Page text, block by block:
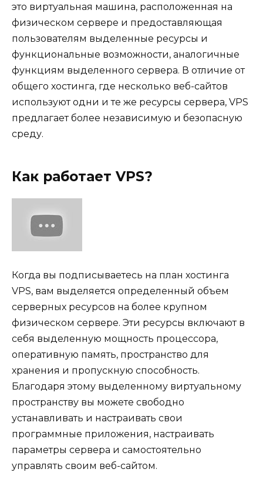
это виртуальная машина, расположенная на
физическом сервере и предоставляющая
пользователям выделенные ресурсы и
функциональные возможности, аналогичные
функциям выделенного сервера. В отличие от
общего хостинга, где несколько веб-сайтов
используют одни и те же ресурсы сервера, VPS
предлагает более независимую и безопасную
среду.
Как работает VPS?
Когда вы подписываетесь на план хостинга
VPS, вам выделяется определенный объем
серверных ресурсов на более крупном
физическом сервере. Эти ресурсы включают в
себя выделенную мощность процессора,
оперативную память, пространство для
хранения и пропускную способность.
Благодаря этому выделенному виртуальному
пространству вы можете свободно
устанавливать и настраивать свои
программные приложения, настраивать
параметры сервера и самостоятельно
управлять своим веб-сайтом.